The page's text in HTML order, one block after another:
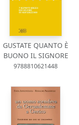
GUSTATE QUANTO È
BUONO IL SIGNORE
9788810621448